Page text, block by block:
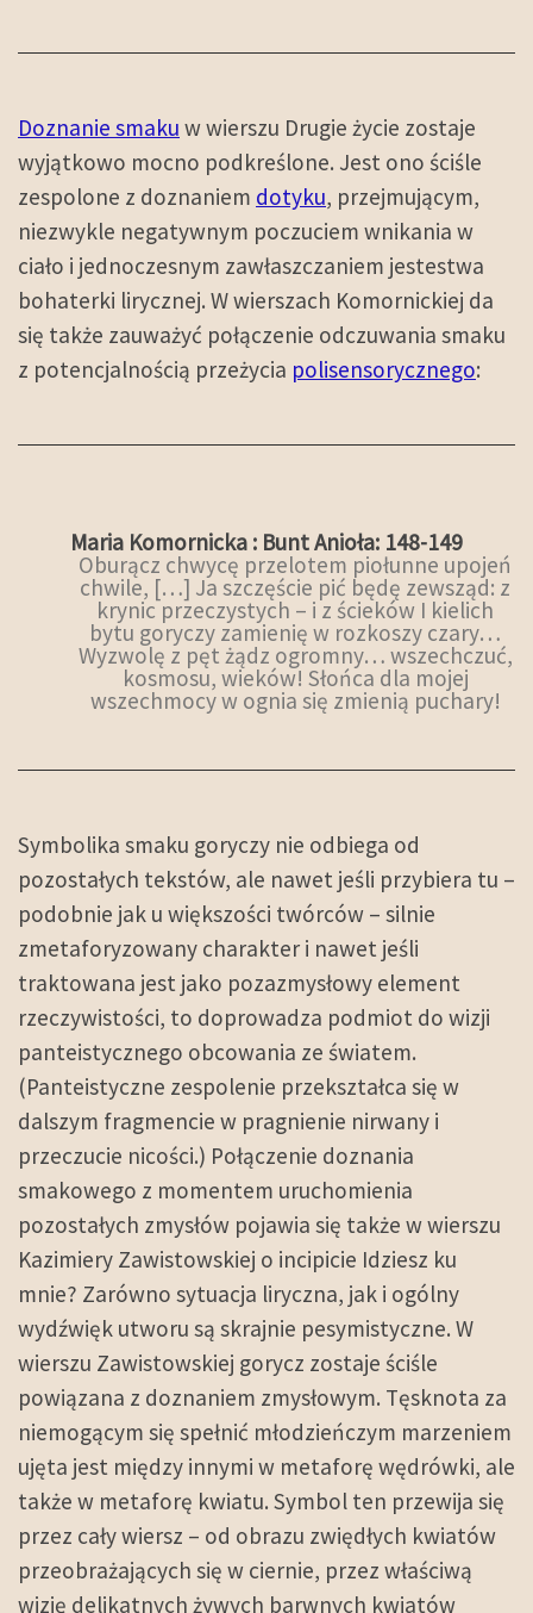
Doznanie smaku w wierszu Drugie życie zostaje
wyjątkowo mocno podkreślone. Jest ono ściśle
zespolone z doznaniem dotyku, przejmującym,
niezwykle negatywnym poczuciem wnikania w
ciało i jednoczesnym zawłaszczaniem jestestwa
bohaterki lirycznej. W wierszach Komornickiej da
się także zauważyć połączenie odczuwania smaku
z potencjalnością przeżycia polisensorycznego:
Maria Komornicka : Bunt Anioła: 148-149
Oburącz chwycę przelotem piołunne upojeń
chwile, […] Ja szczęście pić będę zewsząd: z
krynic przeczystych – i z ścieków I kielich
bytu goryczy zamienię w rozkoszy czary…
Wyzwolę z pęt żądz ogromny… wszechczuć,
kosmosu, wieków! Słońca dla mojej
wszechmocy w ognia się zmienią puchary!
Symbolika smaku goryczy nie odbiega od
pozostałych tekstów, ale nawet jeśli przybiera tu –
podobnie jak u większości twórców – silnie
zmetaforyzowany charakter i nawet jeśli
traktowana jest jako pozazmysłowy element
rzeczywistości, to doprowadza podmiot do wizji
panteistycznego obcowania ze światem.
(Panteistyczne zespolenie przekształca się w
dalszym fragmencie w pragnienie nirwany i
przeczucie nicości.) Połączenie doznania
smakowego z momentem uruchomienia
pozostałych zmysłów pojawia się także w wierszu
Kazimiery Zawistowskiej o incipicie Idziesz ku
mnie? Zarówno sytuacja liryczna, jak i ogólny
wydźwięk utworu są skrajnie pesymistyczne. W
wierszu Zawistowskiej gorycz zostaje ściśle
powiązana z doznaniem zmysłowym. Tęsknota za
niemogącym się spełnić młodzieńczym marzeniem
ujęta jest między innymi w metaforę wędrówki, ale
także w metaforę kwiatu. Symbol ten przewija się
przez cały wiersz – od obrazu zwiędłych kwiatów
przeobrażających się w ciernie, przez właściwą
wizję delikatnych żywych barwnych kwiatów